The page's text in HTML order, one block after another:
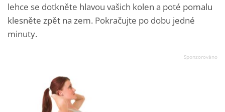
lehce se dotkněte hlavou vašich kolen a poté pomalu
klesněte zpět na zem. Pokračujte po dobu jedné
minuty.